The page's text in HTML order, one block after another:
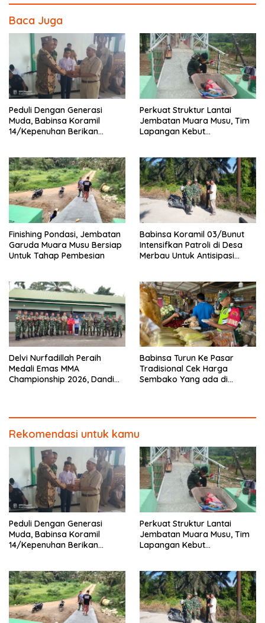
Baca Juga
Peduli Dengan Generasi
Muda, Babinsa Koramil
14/Kepenuhan Berikan
Perkuat Struktur Lantai
Jembatan Muara Musu, Tim
Lapangan Kebut
Finishing Pondasi, Jembatan
Garuda Muara Musu Bersiap
Untuk Tahap Pembesian
Babinsa Koramil 03/Bunut
Intensifkan Patroli di Desa
Merbau Untuk Antisipasi
Delvi Nurfadillah Peraih
Medali Emas MMA
Championship 2026, Dandim
Babinsa Turun Ke Pasar
Tradisional Cek Harga
Sembako Yang ada di
Rekomendasi untuk kamu
Peduli Dengan Generasi
Muda, Babinsa Koramil
14/Kepenuhan Berikan
Perkuat Struktur Lantai
Jembatan Muara Musu, Tim
Lapangan Kebut